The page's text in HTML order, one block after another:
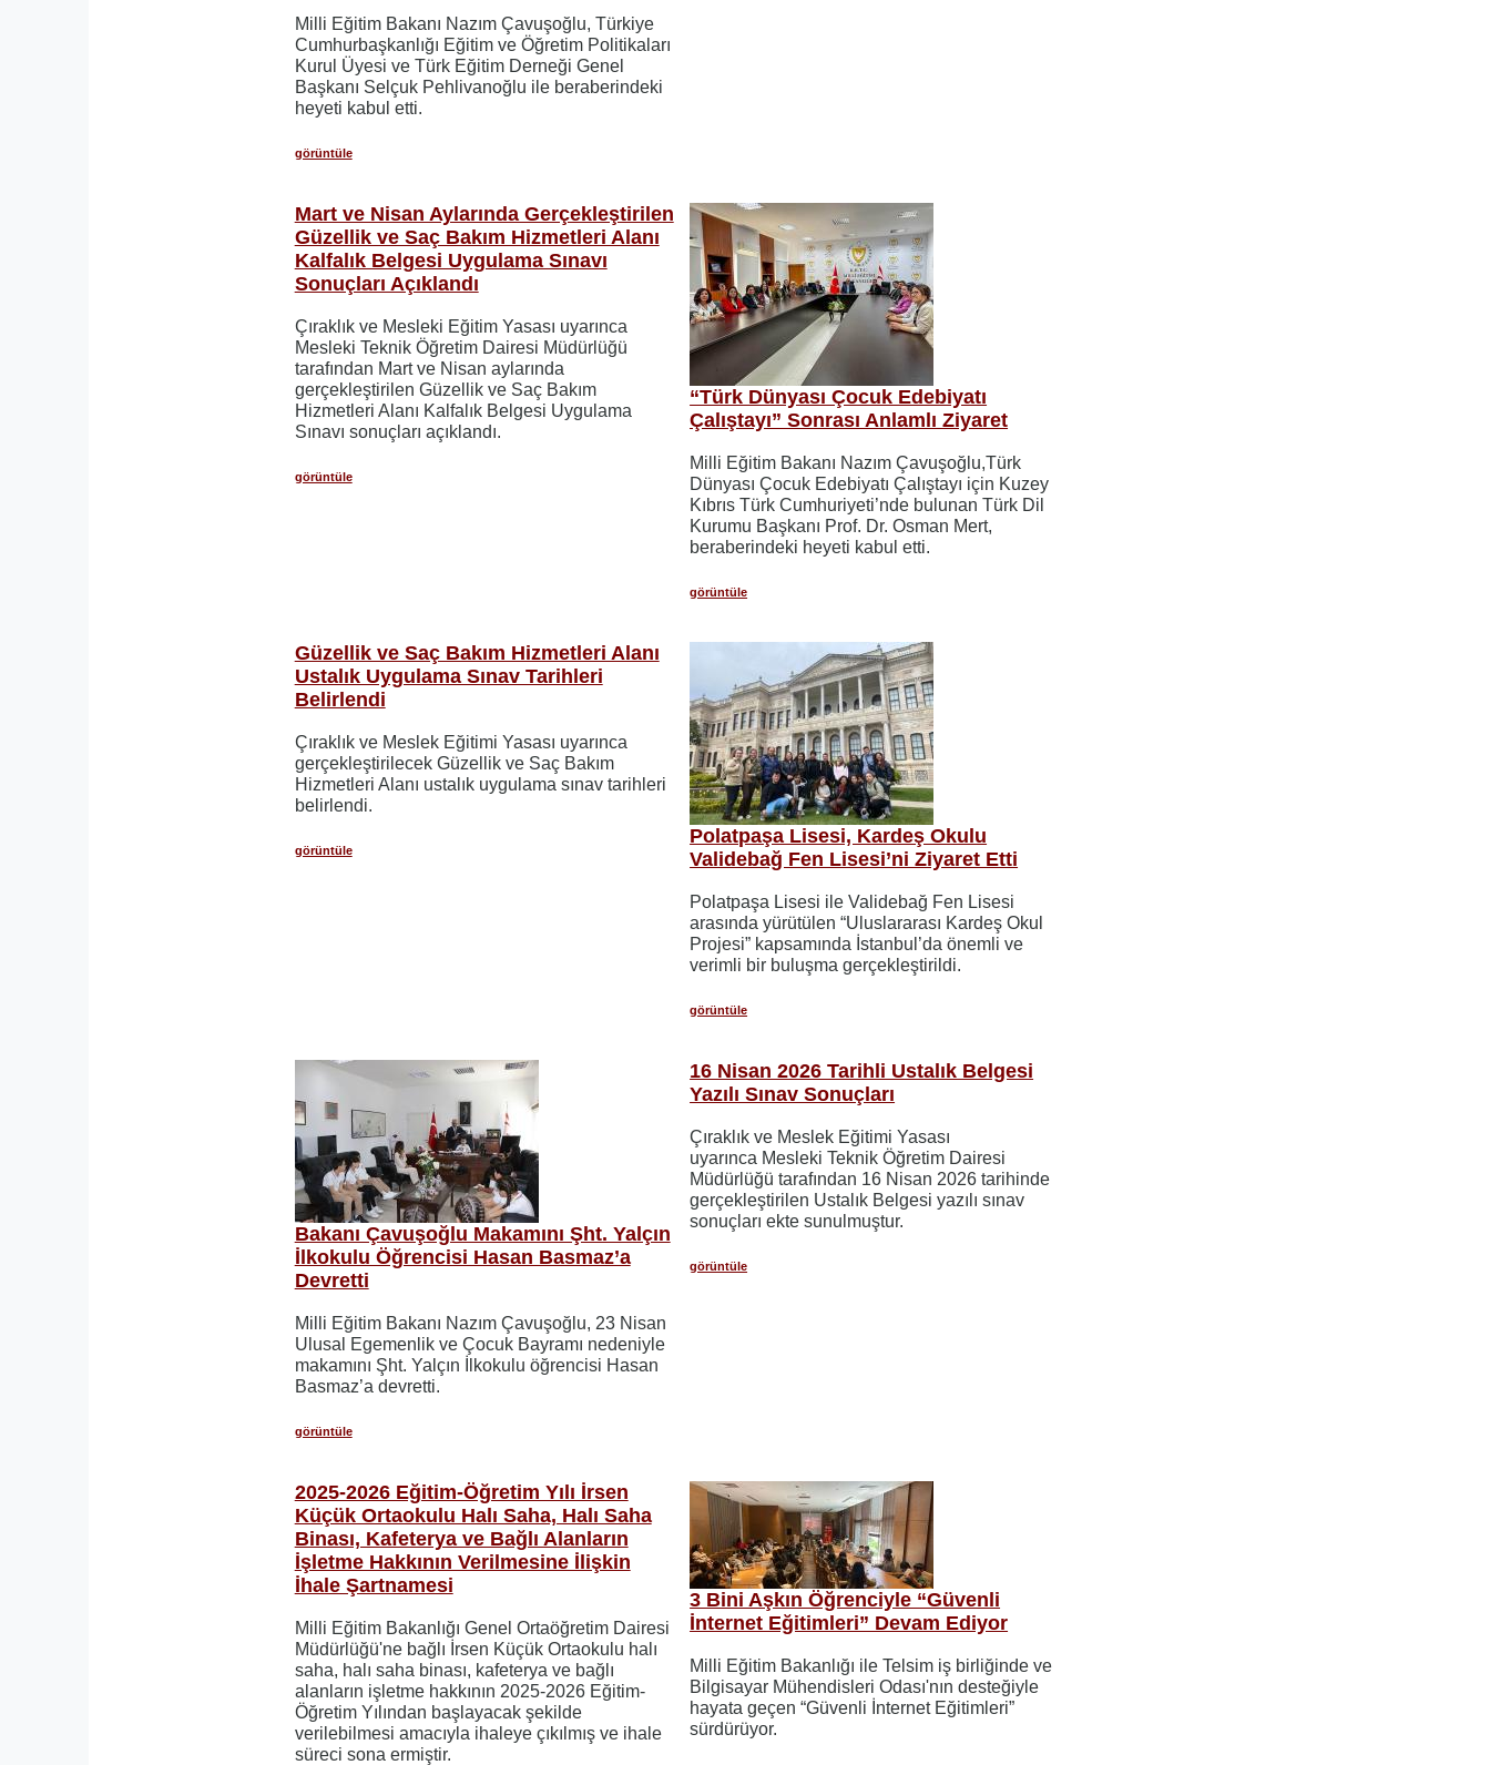
Milli Eğitim Bakanı Nazım Çavuşoğlu, Türkiye
Cumhurbaşkanlığı Eğitim ve Öğretim Politikaları
Kurul Üyesi ve Türk Eğitim Derneği Genel
Başkanı Selçuk Pehlivanoğlu ile beraberindeki
heyeti kabul etti.
görüntüle
Mart ve Nisan Aylarında Gerçekleştirilen
Güzellik ve Saç Bakım Hizmetleri Alanı
Kalfalık Belgesi Uygulama Sınavı
Sonuçları Açıklandı
Çıraklık ve Mesleki Eğitim Yasası uyarınca
Mesleki Teknik Öğretim Dairesi Müdürlüğü
tarafından Mart ve Nisan aylarında
gerçekleştirilen Güzellik ve Saç Bakım
Hizmetleri Alanı Kalfalık Belgesi Uygulama
Sınavı sonuçları açıklandı.
görüntüle
“Türk Dünyası Çocuk Edebiyatı
Çalıştayı” Sonrası Anlamlı Ziyaret
Milli Eğitim Bakanı Nazım Çavuşoğlu,Türk
Dünyası Çocuk Edebiyatı Çalıştayı için Kuzey
Kıbrıs Türk Cumhuriyeti’nde bulunan Türk Dil
Kurumu Başkanı Prof. Dr. Osman Mert,
beraberindeki heyeti kabul etti.
görüntüle
Güzellik ve Saç Bakım Hizmetleri Alanı
Ustalık Uygulama Sınav Tarihleri
Belirlendi
Çıraklık ve Meslek Eğitimi Yasası uyarınca
gerçekleştirilecek Güzellik ve Saç Bakım
Hizmetleri Alanı ustalık uygulama sınav tarihleri
belirlendi.
görüntüle
Polatpaşa Lisesi, Kardeş Okulu
Validebağ Fen Lisesi’ni Ziyaret Etti
Polatpaşa Lisesi ile Validebağ Fen Lisesi
arasında yürütülen “Uluslararası Kardeş Okul
Projesi” kapsamında İstanbul’da önemli ve
verimli bir buluşma gerçekleştirildi.
görüntüle
Bakanı Çavuşoğlu Makamını Şht. Yalçın
İlkokulu Öğrencisi Hasan Basmaz’a
Devretti
Milli Eğitim Bakanı Nazım Çavuşoğlu, 23 Nisan
Ulusal Egemenlik ve Çocuk Bayramı nedeniyle
makamını Şht. Yalçın İlkokulu öğrencisi Hasan
Basmaz’a devretti.
görüntüle
16 Nisan 2026 Tarihli Ustalık Belgesi
Yazılı Sınav Sonuçları
Çıraklık ve Meslek Eğitimi Yasası
uyarınca Mesleki Teknik Öğretim Dairesi
Müdürlüğü tarafından 16 Nisan 2026 tarihinde
gerçekleştirilen Ustalık Belgesi yazılı sınav
sonuçları ekte sunulmuştur.
görüntüle
2025-2026 Eğitim-Öğretim Yılı İrsen
Küçük Ortaokulu Halı Saha, Halı Saha
Binası, Kafeterya ve Bağlı Alanların
İşletme Hakkının Verilmesine İlişkin
İhale Şartnamesi
Milli Eğitim Bakanlığı Genel Ortaöğretim Dairesi
Müdürlüğü'ne bağlı İrsen Küçük Ortaokulu halı
saha, halı saha binası, kafeterya ve bağlı
alanların işletme hakkının 2025-2026 Eğitim-
Öğretim Yılından başlayacak şekilde
verilebilmesi amacıyla ihaleye çıkılmış ve ihale
süreci sona ermiştir.
3 Bini Aşkın Öğrenciyle “Güvenli
İnternet Eğitimleri” Devam Ediyor
Milli Eğitim Bakanlığı ile Telsim iş birliğinde ve
Bilgisayar Mühendisleri Odası'nın desteğiyle
hayata geçen “Güvenli İnternet Eğitimleri”
sürdürüyor.